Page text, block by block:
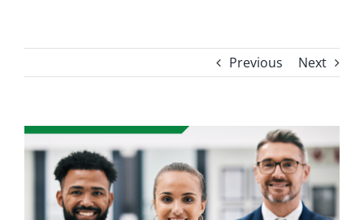
Previous Next
View
Larger
Image